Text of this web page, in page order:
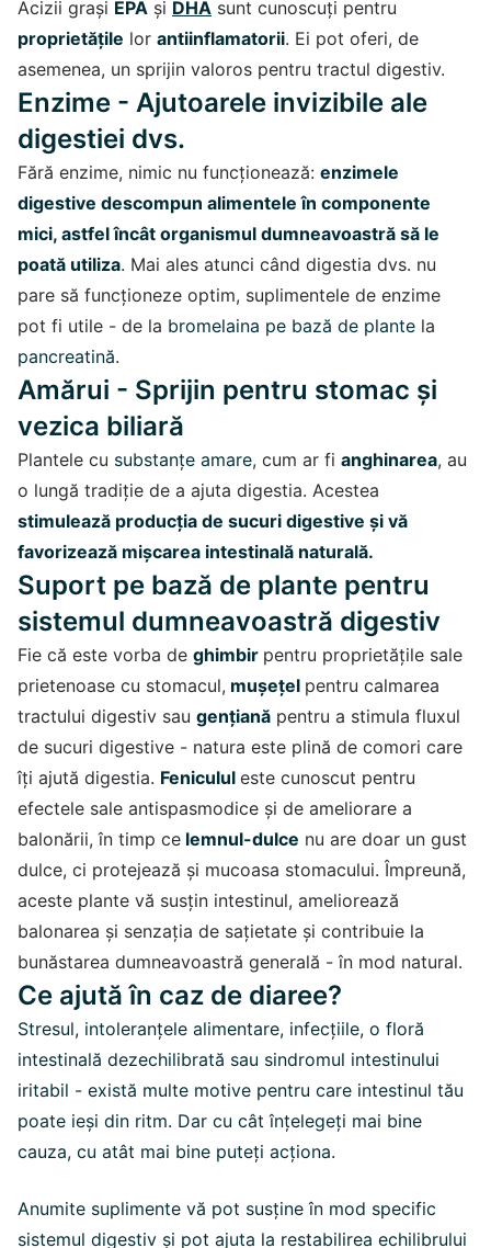
Acizii grași EPA și DHA sunt cunoscuți pentru
proprietățile lor antiinflamatorii. Ei pot oferi, de
asemenea, un sprijin valoros pentru tractul digestiv.
Enzime - Ajutoarele invizibile ale
digestiei dvs.
Fără enzime, nimic nu funcționează: enzimele
digestive descompun alimentele în componente
mici, astfel încât organismul dumneavoastră să le
poată utiliza. Mai ales atunci când digestia dvs. nu
pare să funcționeze optim, suplimentele de enzime
pot fi utile - de la bromelaina pe bază de plante la
pancreatină.
Amărui - Sprijin pentru stomac și
vezica biliară
Plantele cu substanțe amare, cum ar fi anghinarea, au
o lungă tradiție de a ajuta digestia. Acestea
stimulează producția de sucuri digestive și vă
favorizează mișcarea intestinală naturală.
Suport pe bază de plante pentru
sistemul dumneavoastră digestiv
Fie că este vorba de ghimbir pentru proprietățile sale
prietenoase cu stomacul, mușețel pentru calmarea
tractului digestiv sau gențiană pentru a stimula fluxul
de sucuri digestive - natura este plină de comori care
îți ajută digestia. Feniculul este cunoscut pentru
efectele sale antispasmodice și de ameliorare a
balonării, în timp ce lemnul-dulce nu are doar un gust
dulce, ci protejează și mucoasa stomacului. Împreună,
aceste plante vă susțin intestinul, ameliorează
balonarea și senzația de sațietate și contribuie la
bunăstarea dumneavoastră generală - în mod natural.
Ce ajută în caz de diaree?
Stresul, intoleranțele alimentare, infecțiile, o floră
intestinală dezechilibrată sau sindromul intestinului
iritabil - există multe motive pentru care intestinul tău
poate ieși din ritm. Dar cu cât înțelegeți mai bine
cauza, cu atât mai bine puteți acționa.
Anumite suplimente vă pot susține în mod specific
sistemul digestiv și pot ajuta la restabilirea echilibrului